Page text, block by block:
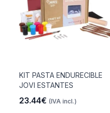
KIT PASTA ENDURECIBLE
JOVI ESTANTES
23.44€ (IVA incl.)